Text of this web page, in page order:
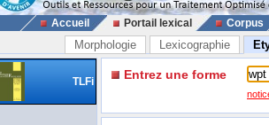
Accueil Portail lexical Corpus
Morphologie Lexicographie
TLFi Entrez une forme